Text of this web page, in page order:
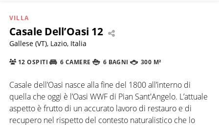
VILLA
Casale Dell’Oasi 12
Gallese (VT), Lazio, Italia
12 OSPITI 6 CAMERE 6 BAGNI 300 M²
Casale dell’Oasi nasce alla fine del 1800 all’interno di
quella che oggi è l’Oasi WWF di Pian Sant'Angelo. L’attuale
aspetto è frutto di un accurato lavoro di restauro e di
recupero nel rispetto del contesto naturalistico che lo